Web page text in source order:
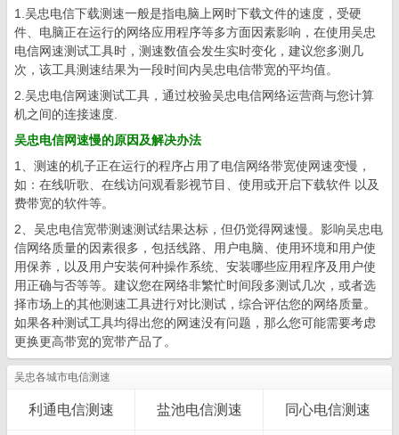
1.吴忠电信下载测速一般是指电脑上网时下载文件的速度，受硬
件、电脑正在运行的网络应用程序等多方面因素影响，在使用吴忠
电信网速测试工具时，测速数值会发生实时变化，建议您多测几
次，该工具测速结果为一段时间内吴忠电信带宽的平均值。
2.吴忠电信网速测试工具，通过校验吴忠电信网络运营商与您计算
机之间的连接速度.
吴忠电信网速慢的原因及解决办法
1、测速的机子正在运行的程序占用了电信网络带宽使网速变慢，
如：在线听歌、在线访问观看影视节目、使用或开启下载软件 以及
费带宽的软件等。
2、吴忠电信宽带测速测试结果达标，但仍觉得网速慢。影响吴忠电
信网络质量的因素很多，包括线路、用户电脑、使用环境和用户使
用保养，以及用户安装何种操作系统、安装哪些应用程序及用户使
用正确与否等等。建议您在网络非繁忙时间段多测试几次，或者选
择市场上的其他测速工具进行对比测试，综合评估您的网络质量。
如果各种测试工具均得出您的网速没有问题，那么您可能需要考虑
更换更高带宽的宽带产品了。
吴忠各城市电信测速
利通电信测速 盐池电信测速 同心电信测速